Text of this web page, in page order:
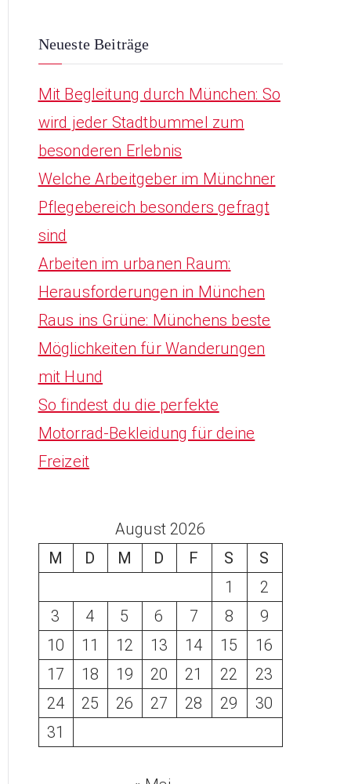
Neueste Beiträge
Mit Begleitung durch München: So
wird jeder Stadtbummel zum
besonderen Erlebnis
Welche Arbeitgeber im Münchner
Pflegebereich besonders gefragt
sind
Arbeiten im urbanen Raum:
Herausforderungen in München
Raus ins Grüne: Münchens beste
Möglichkeiten für Wanderungen
mit Hund
So findest du die perfekte
Motorrad-Bekleidung für deine
Freizeit
August 2026
M
D M D F S
S
1
2
3
4 5 6 7 8
9
10
11 12 13 14 15
16
17
18 19 20 21 22
23
24
25 26 27 28 29
30
31